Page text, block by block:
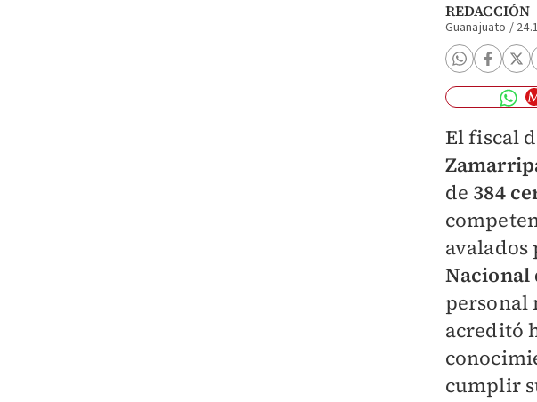
REDACCIÓN
Guanajuato /
El fiscal
de 384
avalados
Nacional
personal
acreditó
cumplir